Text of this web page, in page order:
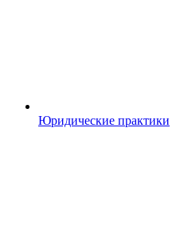
Юридические практики